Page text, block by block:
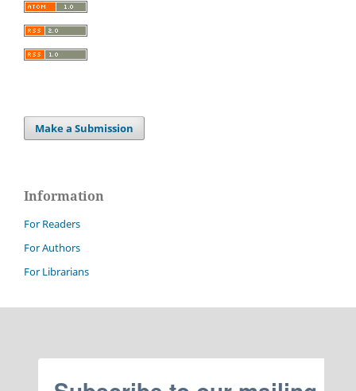
Make a Submission
Information
For Readers
For Authors
For Librarians